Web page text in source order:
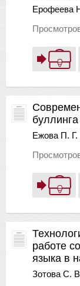
Ерофеева
Ежова П. Г.
работе
языка в
Зотова С.